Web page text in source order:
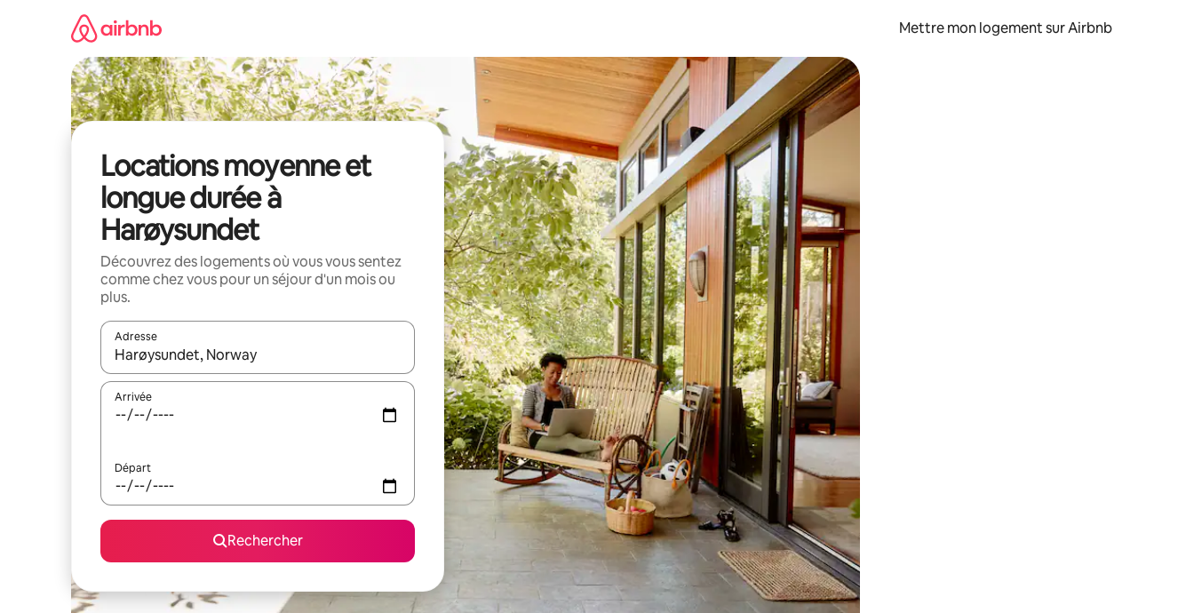
Mettre mon logement sur Airbnb
Locations moyenne et
longue durée à
Harøysundet
Découvrez des logements où vous vous sentez
comme chez vous pour un séjour d'un mois ou
plus.
Adresse
Lorsque les résultats s'affichent, utilisez les flèches vers le haut et vers le bas pour les parcourir ou en appuyant et en faisant glisser.
Arrivée
Départ
Rechercher